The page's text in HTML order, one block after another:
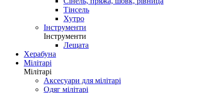
Тінсель
Хутро
Інструменти
Інструменти
Лещата
Херабуна
Мілітарі
Мілітарі
Аксесуари для мілітарі
Одяг мілітарі